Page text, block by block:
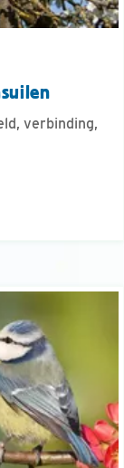
verbinding,